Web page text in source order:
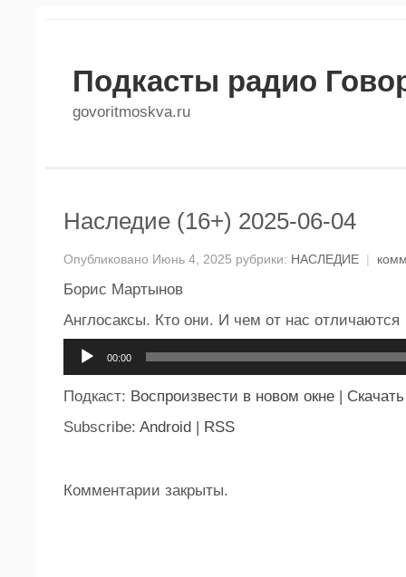
Подкасты радио
govoritmoskva.ru
Наследие (16+) 2025-06-04
Опубликовано Июнь 4, 2025 рубрики: НАСЛЕДИЕ |
Борис Мартынов
Англосаксы. Кто они. И чем от нас отличаются
00:00
Подкаст: Воспроизвести в новом окне | Скачать
Subscribe: Android | RSS
Комментарии закрыты.